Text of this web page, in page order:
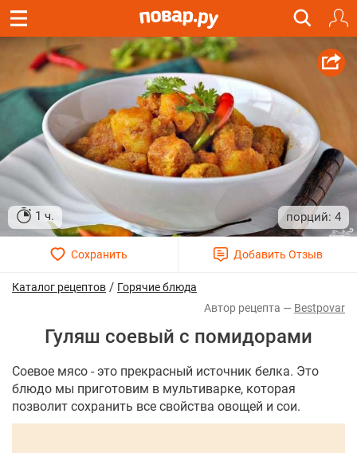
1 ч. 4
Каталог рецептов / Горячие блюда
Bestpovar
Гуляш соевый с помидорами
Соевое мясо - это прекрасный источник белка. Это
блюдо мы приготовим в мультиварке, которая
позволит сохранить все свойства овощей и сои.